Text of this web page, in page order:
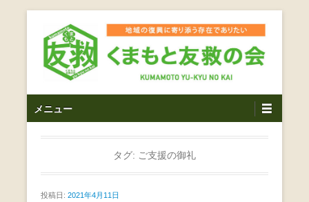
ス
くまもと友救の会｜地域
の復興に寄り添う存在で
ありたい｜熊本県上益城
し代表松岡亮太を中心に、熊本地震発生直後から被災者の
復興・生活再建を目的に活動しているボランティア団体で
イ
メニュー
タグ: ご支援の御礼
投稿日: 2021年4月11日